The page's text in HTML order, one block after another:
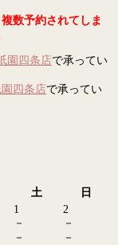
数予約されてしま
園四条店で承ってい
四条店で承ってい
土
日
1
－
－
2
－
－